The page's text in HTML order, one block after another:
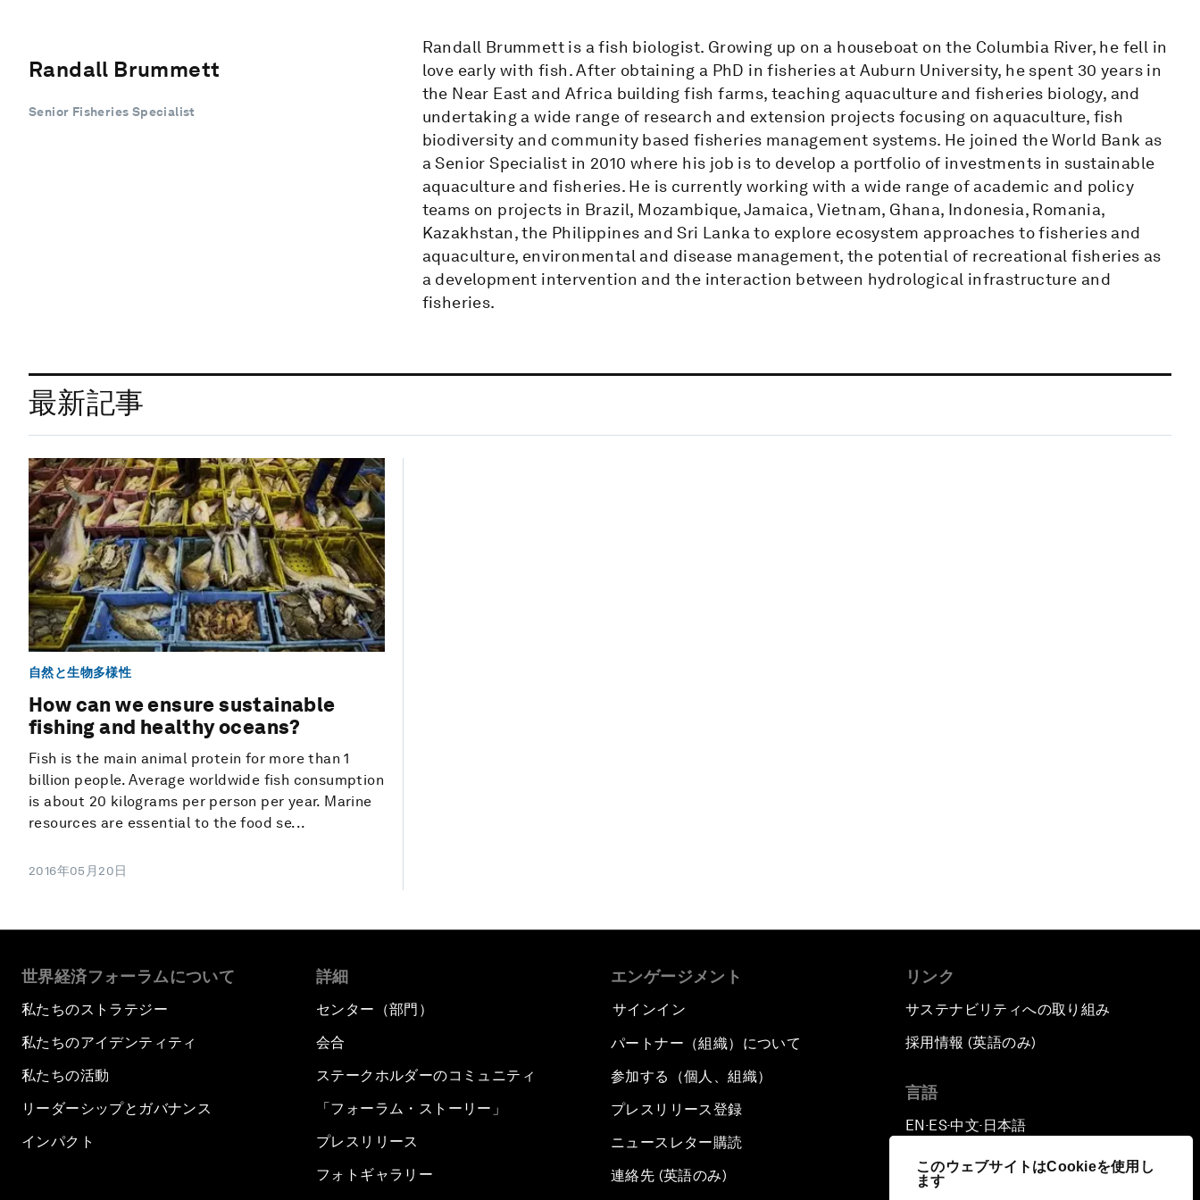
このウェブサイトはCookieを使用し
ます
Randall Brummett
Senior Fisheries Specialist
Randall Brummett is a fish biologist. Growing up on a houseboat on the Columbia River, he fell in
love early with fish. After obtaining a PhD in fisheries at Auburn University, he spent 30 years in
the Near East and Africa building fish farms, teaching aquaculture and fisheries biology, and
undertaking a wide range of research and extension projects focusing on aquaculture, fish
biodiversity and community based fisheries management systems. He joined the World Bank as
a Senior Specialist in 2010 where his job is to develop a portfolio of investments in sustainable
aquaculture and fisheries. He is currently working with a wide range of academic and policy
teams on projects in Brazil, Mozambique, Jamaica, Vietnam, Ghana, Indonesia, Romania,
Kazakhstan, the Philippines and Sri Lanka to explore ecosystem approaches to fisheries and
aquaculture, environmental and disease management, the potential of recreational fisheries as
a development intervention and the interaction between hydrological infrastructure and
fisheries.
最新記事
自然と生物多様性
How can we ensure sustainable
fishing and healthy oceans?
Fish is the main animal protein for more than 1
billion people. Average worldwide fish consumption
is about 20 kilograms per person per year. Marine
resources are essential to the food se...
2016年05月20日
世界経済フォーラムについて
私たちのストラテジー
私たちのアイデンティティ
私たちの活動
リーダーシップとガバナンス
インパクト
詳細
センター（部門）
会合
ステークホルダーのコミュニティ
「フォーラム・ストーリー」
プレスリリース
フォトギャラリー
エンゲージメント
サインイン
パートナー（組織）について
参加する（個人、組織）
プレスリリース登録
ニュースレター購読
連絡先 (英語のみ)
リンク
サステナビリティへの取り組み
採用情報 (英語のみ)
言語
EN ▪ ES▪中文▪ 日本語